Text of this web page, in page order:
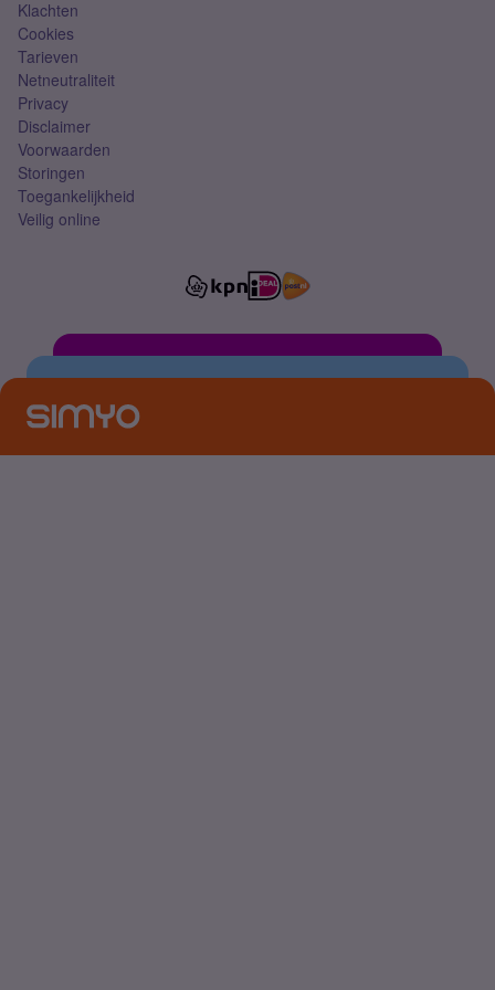
Klachten
Cookies
Tarieven
Netneutraliteit
Privacy
Disclaimer
Voorwaarden
Storingen
Toegankelijkheid
Veilig online